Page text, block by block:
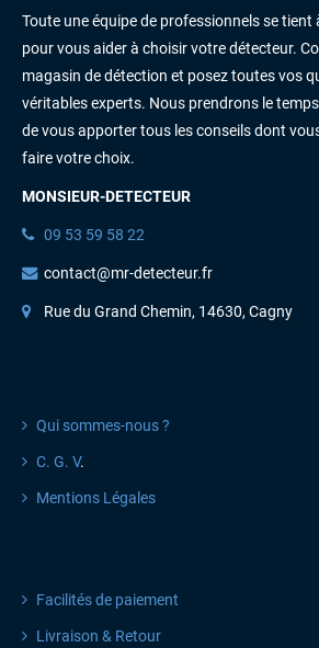
Toute une équipe de professionnels se
pour vous aider à choisir votre détecteur.
magasin de détection et posez toutes vos
véritables experts. Nous prendrons le
de vous apporter tous les conseils dont
faire votre choix.
MONSIEUR-DETECTEUR
09 53 59 58 22
contact@mr-detecteur.fr
Rue du Grand Chemin, 14630, Cagny
Qui sommes-nous ?
C. G. V.
Mentions Légales
Facilités de paiement
Livraison & Retour